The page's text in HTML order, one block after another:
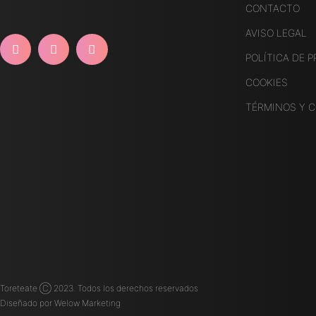
CONTACTO
AVISO LEGAL
POLÍTICA DE
COOKIES
TÉRMINOS Y
Toreteate Ⓒ 2023. Todos los derechos reservados
Diseñado por Welow Marketing